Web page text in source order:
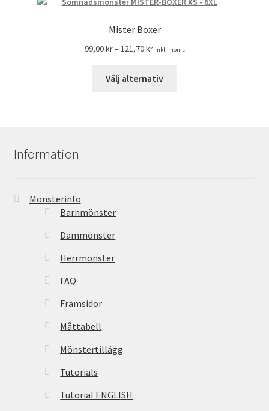
Mister Boxer
99,00kr–121,70kr inkl. moms
Välj alternativ
Information
Mönsterinfo
Barnmönster
Dammönster
Herrmönster
FAQ
Framsidor
Måttabell
Mönstertillägg
Tutorials
Tutorial ENGLISH